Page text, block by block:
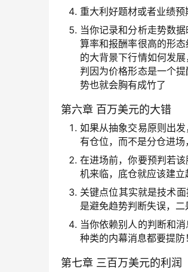
重大利好题材或者业绩
当你记录和分析走势数
算率和报酬率很高的形
的大背景下行情如何发
判因为价格形态是一个
势也就会胸有成竹了
第六章 百万美元的大错
如果从抽象交易原则出
有仓位，而不是分仓进场
在进场前，你要预判若
机来临，底仓就应该建立
关键点位其实就是技术
是避免趋势判断失误，二
当你依赖别人的判断和
种类的内幕消息都要提防！
第七章 三百万美元的利润